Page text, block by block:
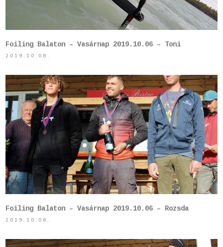
Foiling Balaton – Vasárnap 2019.10.06 – Toni
2019.10.08.
Foiling Balaton – Vasárnap 2019.10.06 – Rozsda
2019.10.08.